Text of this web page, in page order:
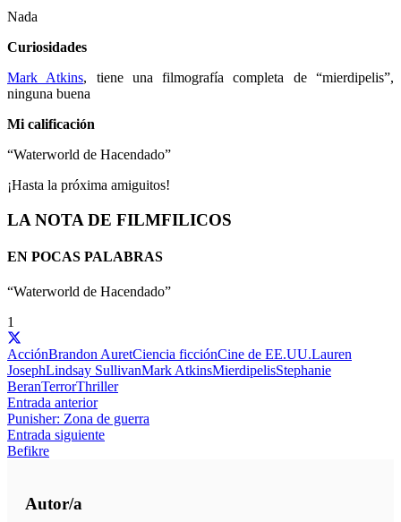
Nada
Curiosidades
Mark Atkins, tiene una filmografía completa de “mierdipelis”,
ninguna buena
Mi calificación
“Waterworld de Hacendado”
¡Hasta la próxima amiguitos!
LA NOTA DE FILMFILICOS
EN POCAS PALABRAS
“Waterworld de Hacendado”
1
AcciónBrandon AuretCiencia ficciónCine de EE.UU.Lauren
JosephLindsay SullivanMark AtkinsMierdipelisStephanie
BeranTerrorThriller
Entrada anterior
Punisher: Zona de guerra
Entrada siguiente
Befikre
Autor/a